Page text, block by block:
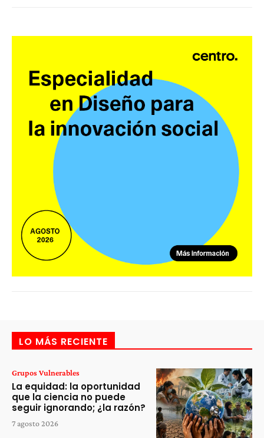
LO MÁS RECIENTE
Grupos Vulnerables
La equidad: la oportunidad
que la ciencia no puede
seguir ignorando; ¿la razón?
7 agosto 2026